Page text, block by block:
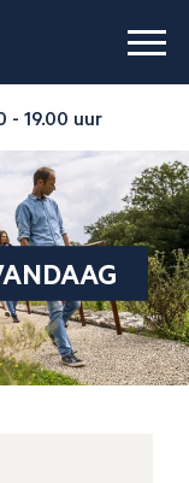
- 19.00 uur